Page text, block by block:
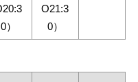
0）
O21:3
0）